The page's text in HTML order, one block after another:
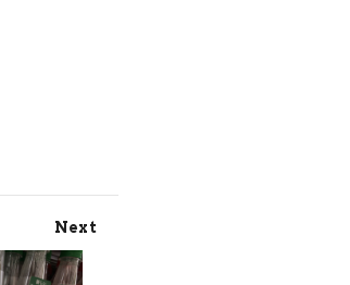
Next